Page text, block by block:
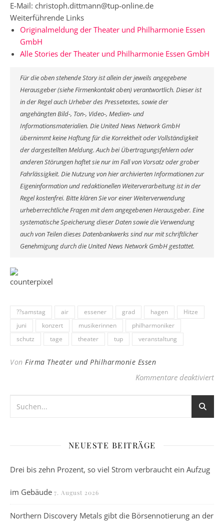
E-Mail: christoph.dittmann@tup-online.de
Weiterführende Links
Originalmeldung der Theater und Philharmonie Essen
GmbH
Alle Stories der Theater und Philharmonie Essen GmbH
Für die oben stehende Story ist allein der jeweils angegebene
Herausgeber (siehe Firmenkontakt oben) verantwortlich. Dieser ist
in der Regel auch Urheber des Pressetextes, sowie der
angehängten Bild-, Ton-, Video-, Medien- und
Informationsmaterialien. Die United News Network GmbH
übernimmt keine Haftung für die Korrektheit oder Vollständigkeit
der dargestellten Meldung. Auch bei Übertragungsfehlern oder
anderen Störungen haftet sie nur im Fall von Vorsatz oder grober
Fahrlässigkeit. Die Nutzung von hier archivierten Informationen zur
Eigeninformation und redaktionellen Weiterverarbeitung ist in der
Regel kostenfrei. Bitte klären Sie vor einer Weiterverwendung
urheberrechtliche Fragen mit dem angegebenen Herausgeber. Eine
systematische Speicherung dieser Daten sowie die Verwendung
auch von Teilen dieses Datenbankwerks sind nur mit schriftlicher
Genehmigung durch die United News Network GmbH gestattet.
??samstag air essener grad hagen
Hitze
juni
konzert musikerinnen
philharmoniker
schutz
tage theater tup veranstaltung
Von Firma Theater und Philharmonie Essen
Kommentare deaktiviertfür
NEUESTE BEITRÄGE
Drei bis zehn Prozent, so viel Strom verbraucht ein Aufzug
im Gebäude 7. August 2026
Northern Discovery Metals gibt die Börsennotierung an der